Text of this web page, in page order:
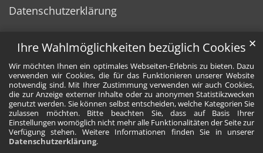
Ihre Wahlmöglichkeiten bezüglich Cookies
Wir möchten Ihnen ein optimales Webseiten-Erlebnis zu bieten. Dazu
verwenden wir Cookies, die für das Funktionieren unserer Website
notwendig sind. Mit Ihrer Zustimmung verwenden wir auch Cookies,
die zur Anzeige externer Inhalte oder zu anonymen Statistikzwecken
genutzt werden. Sie können selbst entscheiden, welche Kategorien Sie
zulassen möchten. Bitte beachten Sie, dass auf Basis Ihrer
Einstellungen womöglich nicht mehr alle Funktionalitäten der Seite zur
Verfügung stehen. Weitere Informationen finden Sie in unserer
Datenschutzerklärung.
✕
Datenschutzerklärung